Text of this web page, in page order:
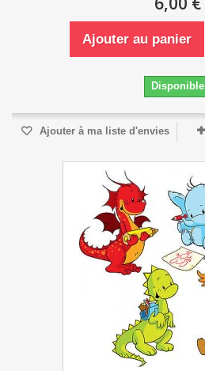
Ajouter au panier
Disponible
Ajouter à ma liste d'envies